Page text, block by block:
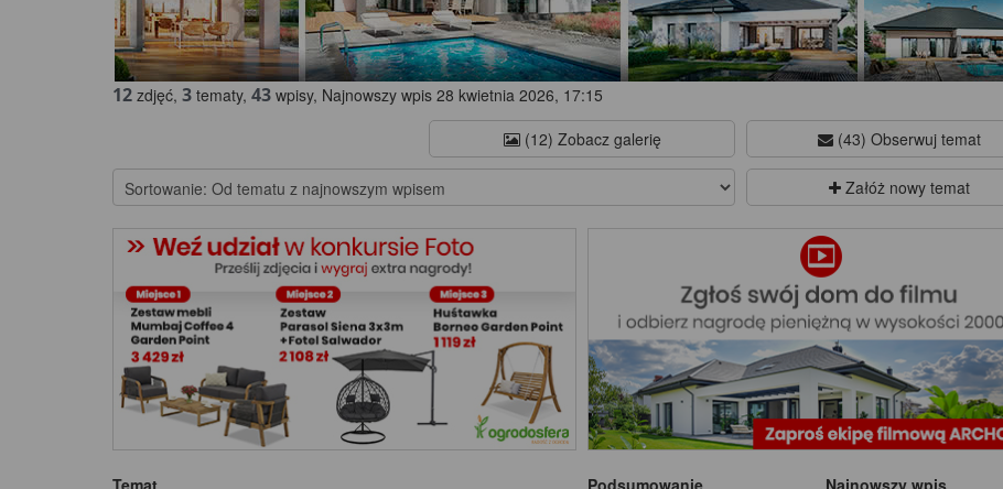
12 zdjęć, 3 tematy, 43 wpisy, Najnowszy wpis 28 kwietnia 2026, 17:15
(12) Zobacz galerię
(43) Obserwuj temat
Załóż nowy temat